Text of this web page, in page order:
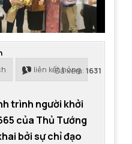
liên kết hỏng
Đã xem: 1631
trình người khởi
của Thủ Tướng
bởi sự chỉ đạo